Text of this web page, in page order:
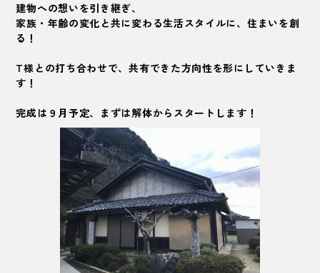
建物への想いを引き継ぎ、
家族・年齢の変化と共に変わる生活スタイルに、住まいを創
る！
T様との打ち合わせで、共有できた方向性を形にしていきま
す！
完成は９月予定、まずは解体からスタートします！